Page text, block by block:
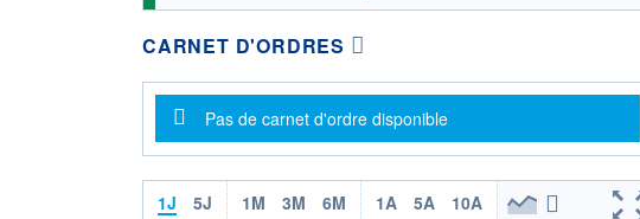
CARNET D'ORDRES
Message d'information
Pas de carnet d'ordre disponible
1J 5J 1M 3M 6M 1A 5A 10A